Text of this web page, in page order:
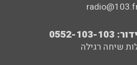
103
שיחה רגילה